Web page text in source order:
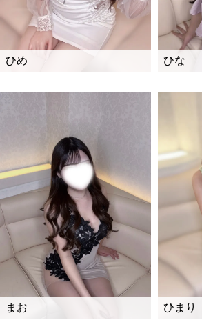
ひめ ひな
まお ひまり